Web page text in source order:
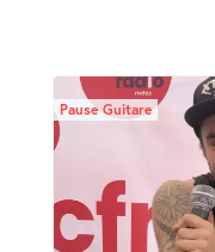
Pause Guitare